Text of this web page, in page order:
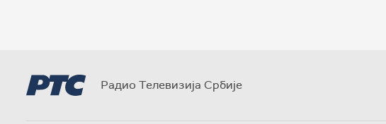
Радио Телевизија Србије